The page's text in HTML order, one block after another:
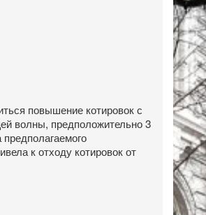
повышение котировок с
волны, предположительно 3
к отходу котировок от